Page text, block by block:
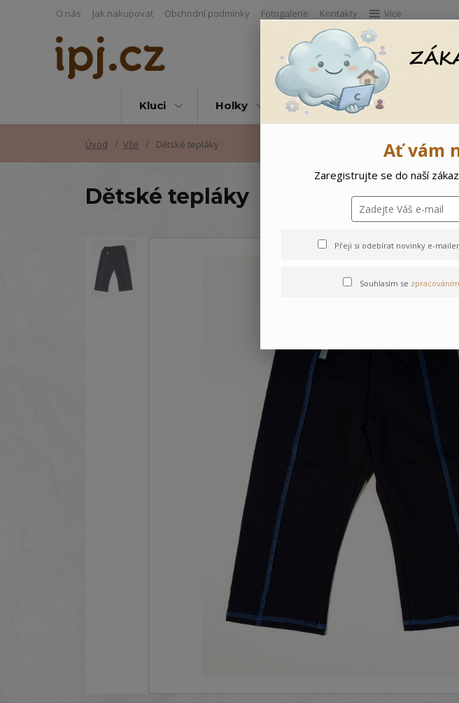
O nás Jak nakupovat Obchodní podmínky Fotogalerie Kontakty Více
Kluci Holky Vše Doprodej
Úvod Vše Dětské tepláky
Dětské tepláky
Ať vám
Zaregistrujte se do naší
Přeji si odebírat novinky e-
Souhlasím se